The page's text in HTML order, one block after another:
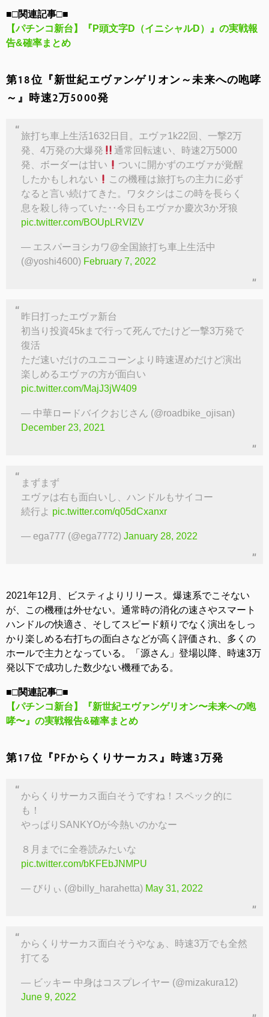
■□関連記事□■
【パチンコ新台】『P頭文字D（イニシャルD）』の実戦報
告&確率まとめ
第18位『新世紀エヴァンゲリオン～未来への咆哮
～』時速2万5000発
旅打ち車上生活1632日目。エヴァ1k22回、一撃2万
発、4万発の大爆発
通常回転速い、時速2万5000
発、ボーダーは甘い
ついに開かずのエヴァが覚醒
したかもしれない
この機種は旅打ちの主力に必ず
なると言い続けてきた。ワタクシはこの時を長らく
息を殺し待っていた‥今日もエヴァか慶次3か牙狼
pic.twitter.com/BOUpLRVIZV
— エスパーヨシカワ@全国旅打ち車上生活中
(@yoshi4600) February 7, 2022
昨日打ったエヴァ新台
初当り投資45kまで行って死んでたけど一撃3万発で
復活
ただ速いだけのユニコーンより時速遅めだけど演出
楽しめるエヴァの方が面白い
pic.twitter.com/MajJ3jW409
— 中華ロードバイクおじさん (@roadbike_ojisan)
December 23, 2021
まずまず
エヴァは右も面白いし、ハンドルもサイコー
続行よ pic.twitter.com/q05dCxanxr
— ega777 (@ega7772) January 28, 2022
2021年12月、ビスティよりリリース。爆速系でこそない
が、この機種は外せない。通常時の消化の速さやスマート
ハンドルの快適さ、そしてスピード頼りでなく演出をしっ
かり楽しめる右打ちの面白さなどが高く評価され、多くの
ホールで主力となっている。「源さん」登場以降、時速3万
発以下で成功した数少ない機種である。
■□関連記事□■
【パチンコ新台】『新世紀エヴァンゲリオン〜未来への咆
哮〜』の実戦報告&確率まとめ
第17位『PFからくりサーカス』時速3万発
からくりサーカス面白そうですね！スペック的に
も！
やっぱりSANKYOが今熱いのかなー
８月までに全巻読みたいな
pic.twitter.com/bKFEbJNMPU
— びりぃ (@billy_harahetta) May 31, 2022
からくりサーカス面白そうやなぁ、時速3万でも全然
打てる
— ビッキー 中身はコスプレイヤー (@mizakura12)
June 9, 2022